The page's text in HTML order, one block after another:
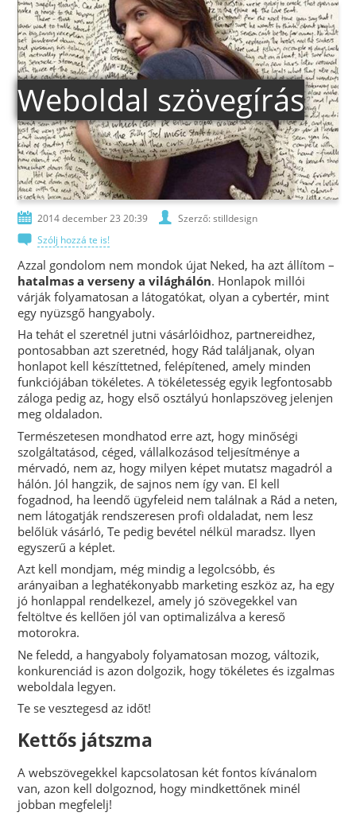
Weboldal szövegírás
2014 december 23 20:39
Szerző: stilldesign
Szólj hozzá te is!
Azzal gondolom nem mondok újat Neked, ha azt állítom –
hatalmas a verseny a világhálón. Honlapok millói
várják folyamatosan a látogatókat, olyan a cybertér, mint
egy nyüzsgő hangyaboly.
Ha tehát el szeretnél jutni vásárlóidhoz, partnereidhez,
pontosabban azt szeretnéd, hogy Rád találjanak, olyan
honlapot kell készíttetned, felépítened, amely minden
funkciójában tökéletes. A tökéletesség egyik legfontosabb
záloga pedig az, hogy első osztályú honlapszöveg jelenjen
meg oldaladon.
Természetesen mondhatod erre azt, hogy minőségi
szolgáltatásod, céged, vállalkozásod teljesítménye a
mérvadó, nem az, hogy milyen képet mutatsz magadról a
hálón. Jól hangzik, de sajnos nem így van. El kell
fogadnod, ha leendő ügyfeleid nem találnak a Rád a neten,
nem látogatják rendszeresen profi oldaladat, nem lesz
belőlük vásárló, Te pedig bevétel nélkül maradsz. Ilyen
egyszerű a képlet.
Azt kell mondjam, még mindig a legolcsóbb, és
arányaiban a leghatékonyabb marketing eszköz az, ha egy
jó honlappal rendelkezel, amely jó szövegekkel van
feltöltve és kellően jól van optimalizálva a kereső
motorokra.
Ne feledd, a hangyaboly folyamatosan mozog, változik,
konkurenciád is azon dolgozik, hogy tökéletes és izgalmas
weboldala legyen.
Te se vesztegesd az időt!
Kettős játszma
A webszövegekkel kapcsolatosan két fontos kívánalom
van, azon kell dolgoznod, hogy mindkettőnek minél
jobban megfelelj!